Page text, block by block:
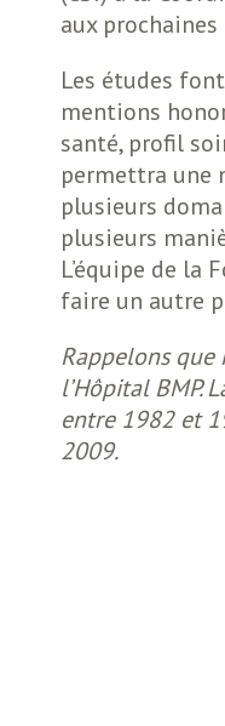
aux
Les études
mentions
santé, profil
permettra une
plusieurs
plusieurs
L’équipe de la
faire un autre
Rappelons que
l’Hôpital BMP.
entre 1982 et
2009.